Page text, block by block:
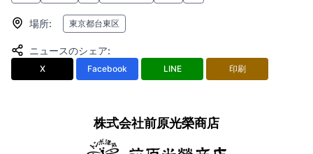
場所: 東京都台東区
ニュースのシェア:
X Facebook LINE 印刷
株式会社前原光榮商店